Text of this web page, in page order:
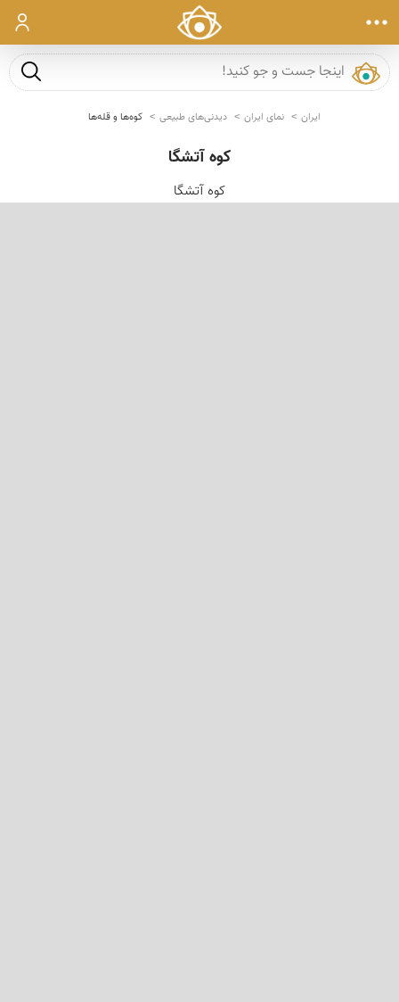
ورود
جست و
ایران نمای ایران دیدنی‌های طبیعی کوه‌ها و قله‌ها
کوە آتشگا
کوە آتشگا